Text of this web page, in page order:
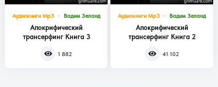
Аудиокниги Mp3 Вадим Зеланд
Апокрифический
трансерфинг Книга 3
1 882
Аудиокниги Mp3 Вадим Зеланд
Апокрифический
трансерфинг Книга 2
41 102